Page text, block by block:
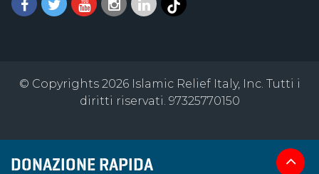
© Copyrights 2026 Islamic Relief Italy, Inc. Tutti i
diritti riservati. 97325770150
DONAZIONE RAPIDA